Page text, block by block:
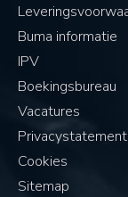
Buma informatie
IPV
Boekingsbureau
Vacatures
Privacystatement
Cookies
Sitemap